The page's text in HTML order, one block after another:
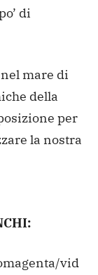
di
mare di
della
per
la nostra
vid